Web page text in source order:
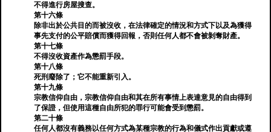
不得進行房屋搜查。
第十六條
除非出於公共目的而被沒收，在法律確定的情況和方式下以及為獲得
事先支付的公平賠償而獲得回報，否則任何人都不會被剝奪財產。
第十七條
不得沒收資產作為懲罰手段。
第十八條
死刑廢除了；它不能重新引入。
第十九條
宗教信仰自由，宗教信仰自由和其在所有事情上表達意見的自由得到
了保證，但使用這種自由所犯的罪行可能會受到懲罰。
第二十條
任何人都沒有義務以任何方式為某種宗教的行為和儀式作出貢獻或遵